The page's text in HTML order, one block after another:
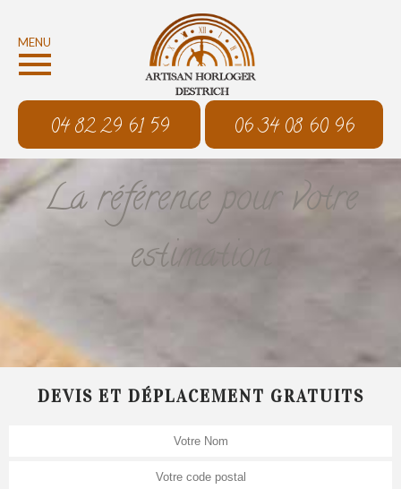
MENU
04 82 29 61 59 06 34 08 60 96
La référence pour votre
estimation
DEVIS ET DÉPLACEMENT GRATUITS